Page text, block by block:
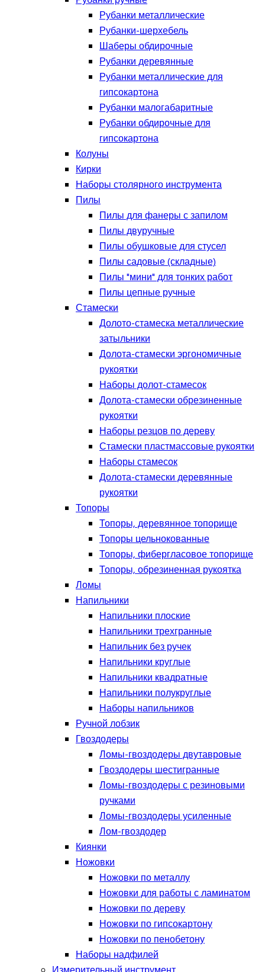
Рубанки металлические
Рубанки-шерхебель
Шаберы обдирочные
Рубанки деревянные
Рубанки металлические для
гипсокартона
Рубанки малогабаритные
Рубанки обдирочные для
гипсокартона
Колуны
Кирки
Наборы столярного инструмента
Пилы
Пилы для фанеры с запилом
Пилы двуручные
Пилы обушковые для стусел
Пилы садовые (складные)
Пилы "мини" для тонких работ
Пилы цепные ручные
Стамески
Долото-стамеска металлические
затыльники
Долота-стамески эргономичные
рукоятки
Наборы долот-стамесок
Долота-стамески обрезиненные
рукоятки
Наборы резцов по дереву
Стамески пластмассовые рукоятки
Наборы стамесок
Долота-стамески деревянные
рукоятки
Топоры
Топоры, деревянное топорище
Топоры цельнокованные
Топоры, фибергласовое топорище
Топоры, обрезиненная рукоятка
Ломы
Напильники
Напильники плоские
Напильники трехгранные
Напильник без ручек
Напильники круглые
Напильники квадратные
Напильники полукруглые
Наборы напильников
Ручной лобзик
Гвоздодеры
Ломы-гвоздодеры двутавровые
Гвоздодеры шестигранные
Ломы-гвоздодеры с резиновыми
ручками
Ломы-гвоздодеры усиленные
Лом-гвоздодер
Киянки
Ножовки
Ножовки по металлу
Ножовки для работы с ламинатом
Ножовки по дереву
Ножовки по гипсокартону
Ножовки по пенобетону
Наборы надфилей